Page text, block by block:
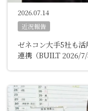
2026.07.14
近況報告
ゼネコン大手5社も活
連携 （BUILT 2026/7/